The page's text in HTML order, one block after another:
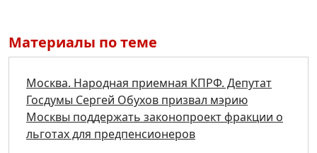
Материалы по теме
Москва. Народная приемная КПРФ. Депутат
Госдумы Сергей Обухов призвал мэрию
Москвы поддержать законопроект фракции о
льготах для предпенсионеров